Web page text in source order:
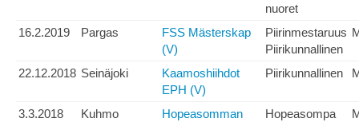
nuoret
16.2.2019 Pargas
FSS Mästerskap
(V)
Piirinmestaruus
Piirikunnallinen
22.12.2018 Seinäjoki
Kaamoshiihdot
EPH (V)
Piirikunnallinen
3.3.2018 Kuhmo
Hopeasomman
Hopeasompa